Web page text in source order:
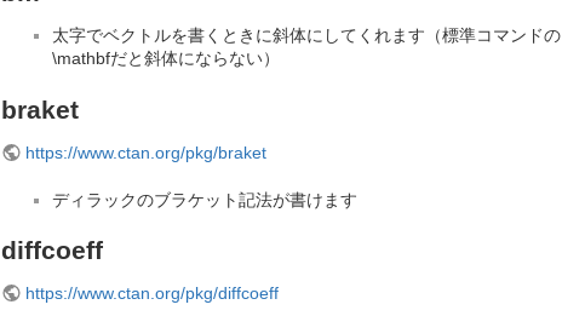
太字でベクトルを書くときに斜体にしてくれます（標準コマンドの
\mathbfだと斜体にならない）
braket
https://www.ctan.org/pkg/braket
ディラックのブラケット記法が書けます
diffcoeff
https://www.ctan.org/pkg/diffcoeff